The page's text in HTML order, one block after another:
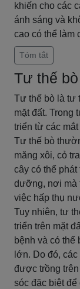
khiến cho các
ánh sáng và
cao có thể làm
Tóm tắt
Tư thế bò
Tư thế bò là tư
mặt đất. Trong
triển từ các
Tư thế bò
măng xôi, cỏ
cây có thể
dưỡng, nơi mà
việc hấp thụ
Tuy nhiên, tư
triển trên mặt
bệnh và có thể
lớn. Do đó,
được trồng
sóc đặc biệt để